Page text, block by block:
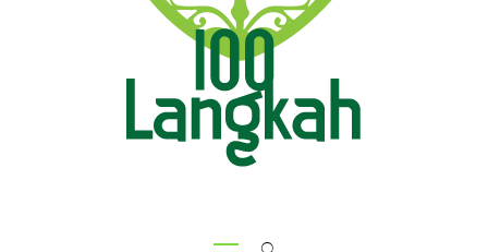
Primary